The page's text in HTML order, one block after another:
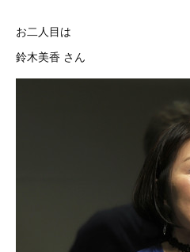
お二人目は
鈴木美香 さん